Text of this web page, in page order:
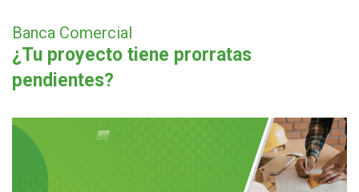
Banca Comercial
¿Tu proyecto tiene prorratas
pendientes?